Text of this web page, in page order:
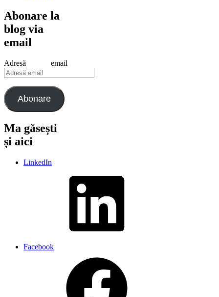
Abonare la
blog via
email
Adresă email
Abonare
Ma găsești
și aici
LinkedIn
Facebook